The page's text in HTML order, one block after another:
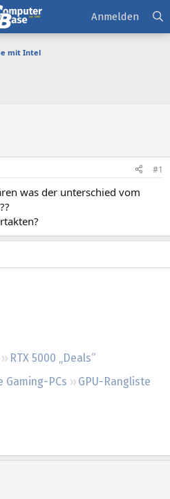
RTX 5000 „Deals“
Gaming-PCs
GPU-Rangliste
Anmelden
mit Intel
#1
was der unterschied vom